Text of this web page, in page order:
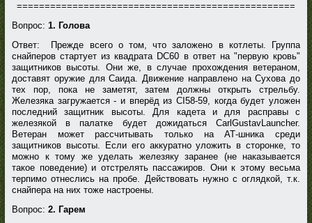
==================================================
Вопрос: 1. Голова
Ответ: Прежде всего о том, что заложено в котлеты. Группа
снайперов стартует из квадрата DC60 в ответ на "первую кровь"
защитников высоты. Они же, в случае прохождения ветераном,
доставят оружие для Саида. Движение направлено на Сухова до
тех пор, пока не заметят, затем должны открыть стрельбу.
Железяка загружается - и вперёд из CI58-59, когда будет уложен
последний защитник высоты. Для кадета и для расправы с
железякой в палатке будет дожидаться CarlGustavLauncher.
Ветеран может рассчитывать только на АТ-шника среди
защитников высоты. Если его аккуратно уложить в сторонке, то
можно к тому же уделать железяку заранее (не наказывается
такое поведение) и отстрелять пассажиров. Они к этому весьма
терпимо отнеслись на пробе. Действовать нужно с оглядкой, т.к.
снайпера на них тоже настроены.
Вопрос: 2. Гарем